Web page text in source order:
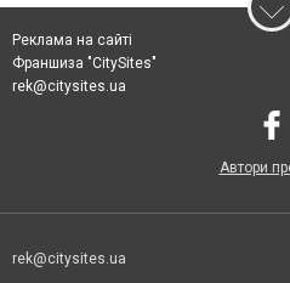
Реклама на сайті
Франшиза "CitySites"
rek@citysites.ua
Автори
rek@citysites.ua